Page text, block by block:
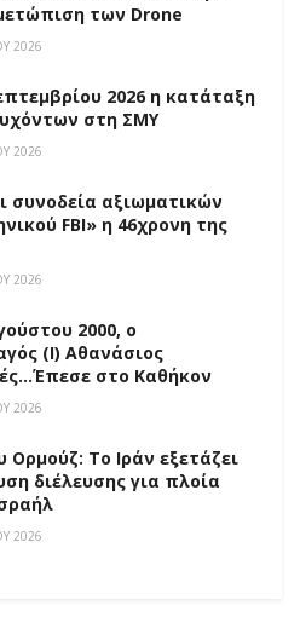
των Drone
2026
2026 η κατάταξη
στη ΣΜΥ
2026
συνοδεία αξιωματικών
FBI» η 46χρονη της
2026
2000, ο
(Ι) Αθανάσιος
στο Καθήκον
2026
Ορμούζ: Το Ιράν εξετάζει
διέλευσης για πλοία
2026